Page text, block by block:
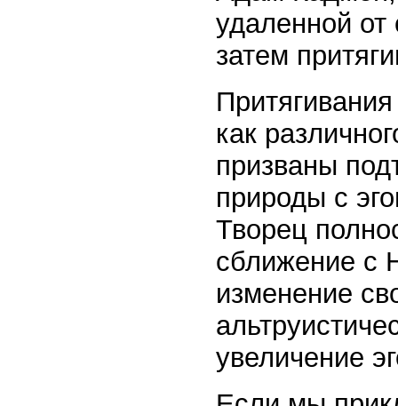
удаленной
затем
как
призваны
природы с
Творец
сближение с
изменение
увеличение